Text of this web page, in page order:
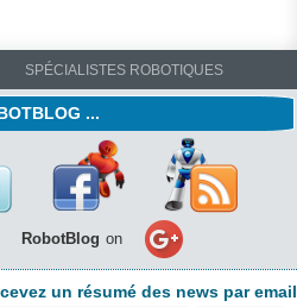
SPÉCIALISTES ROBOTIQUES
...
RobotBlog on
un résumé des news par email